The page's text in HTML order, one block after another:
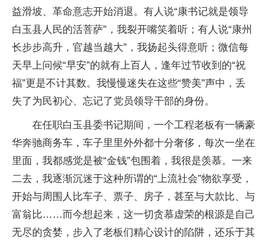
益滑坡、革命意志开始消退。有人说“康书记就是领导
白玉县人民的活菩萨”，我裂开嘴笑着听；有人说“康州
长步步高升，官越当越大”，我扬起头得意听；微信每
天早上问候“早安”的就有上百人，逢年过节收到的“祝
福”更是不计其数。我慢慢迷失在这些“赞美”声中，丢
失了为民初心、忘记了党员领导干部的身份。
在任职白玉县委书记期间，一个工程老板有一辆豪
华奔驰商务车，车子里里外外都十分奢侈，每次一坐在
里面，我都感觉是被“金钱”包围着，我很是羡慕。一来
二去，我逐渐沉迷于这种所谓的“上流社会”物欲享受，
开始与周围人比车子、票子、房子，甚至与大款比、与
富翁比……而今想起来，这一切贪慕虚荣的根源是自己
无尽的贪婪，步入了老板们精心设计的陷阱，还乐于其